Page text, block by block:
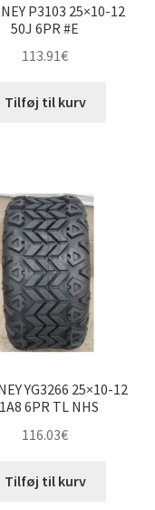
P3103 25×10-12
50J 6PR #E
113.91€
Tilføj til kurv
YG3266 25×10-12
6PR TL NHS
116.03€
Tilføj til kurv